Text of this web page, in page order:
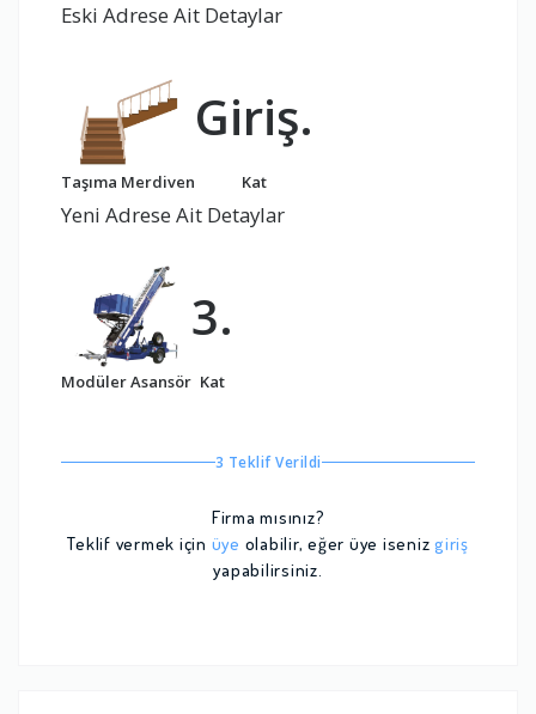
Eski Adrese Ait Detaylar
Taşıma Merdiven
Giriş.
Kat
Yeni Adrese Ait Detaylar
Modüler Asansör
3.
Kat
3 Teklif Verildi
Firma mısınız?
Teklif vermek için üye olabilir, eğer üye iseniz giriş
yapabilirsiniz.